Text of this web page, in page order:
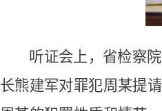
听证会上，省检察
长熊建军对罪犯周某提